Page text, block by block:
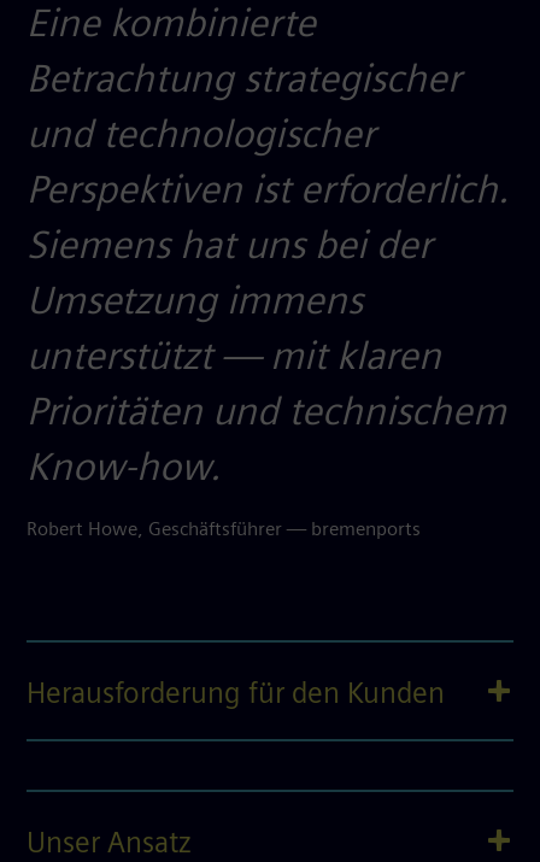
Eine kombinierte
Betrachtung strategischer
und technologischer
Perspektiven ist erforderlich.
Siemens hat uns bei der
Umsetzung immens
unterstützt — mit klaren
Prioritäten und technischem
Know-how.
Robert Howe, Geschäftsführer — bremenports
Herausforderung für den Kunden
Unser Ansatz